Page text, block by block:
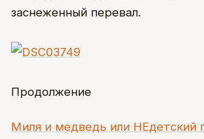
заснеженный перевал.
Продолжение
Миля и медведь или НЕдетский